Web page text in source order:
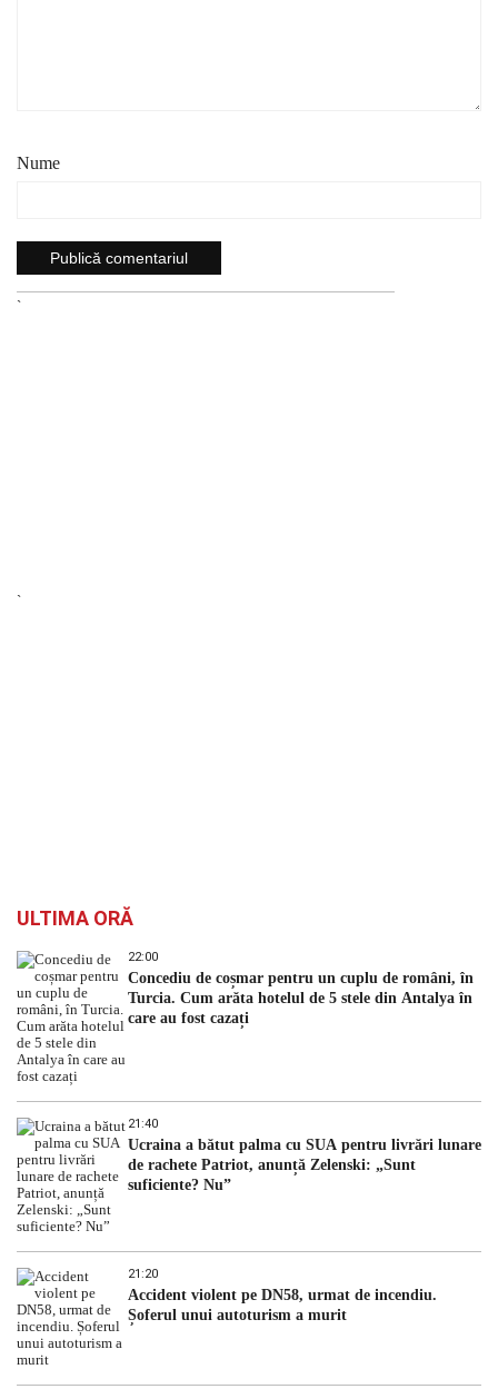
Nume
`
`
ULTIMA ORĂ
22:00
Concediu de coșmar pentru un cuplu de români, în
Turcia. Cum arăta hotelul de 5 stele din Antalya în
care au fost cazați
21:40
Ucraina a bătut palma cu SUA pentru livrări lunare
de rachete Patriot, anunță Zelenski: „Sunt
suficiente? Nu”
21:20
Accident violent pe DN58, urmat de incendiu.
Șoferul unui autoturism a murit